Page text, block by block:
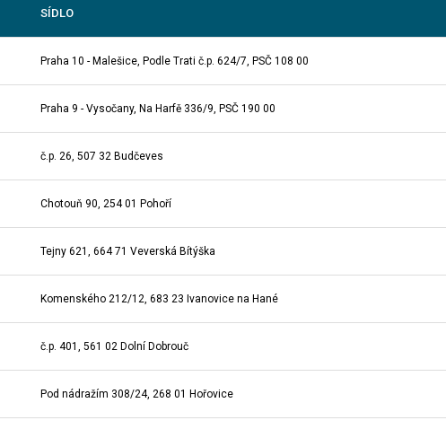
SÍDLO
Praha 10 - Malešice, Podle Trati č.p. 624/7, PSČ 108 00
Praha 9 - Vysočany, Na Harfě 336/9, PSČ 190 00
č.p. 26, 507 32 Budčeves
Chotouň 90, 254 01 Pohoří
Tejny 621, 664 71 Veverská Bítýška
Komenského 212/12, 683 23 Ivanovice na Hané
č.p. 401, 561 02 Dolní Dobrouč
Pod nádražím 308/24, 268 01 Hořovice